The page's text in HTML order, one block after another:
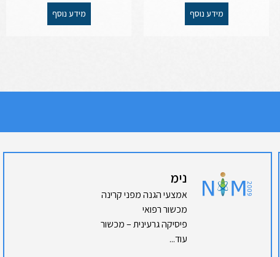
מידע נוסף מידע נוסף
נימ
אמצעי הגנה מפני קרינה
מכשור רפואי
פיסיקה גרעינית – מכשור
עוד...